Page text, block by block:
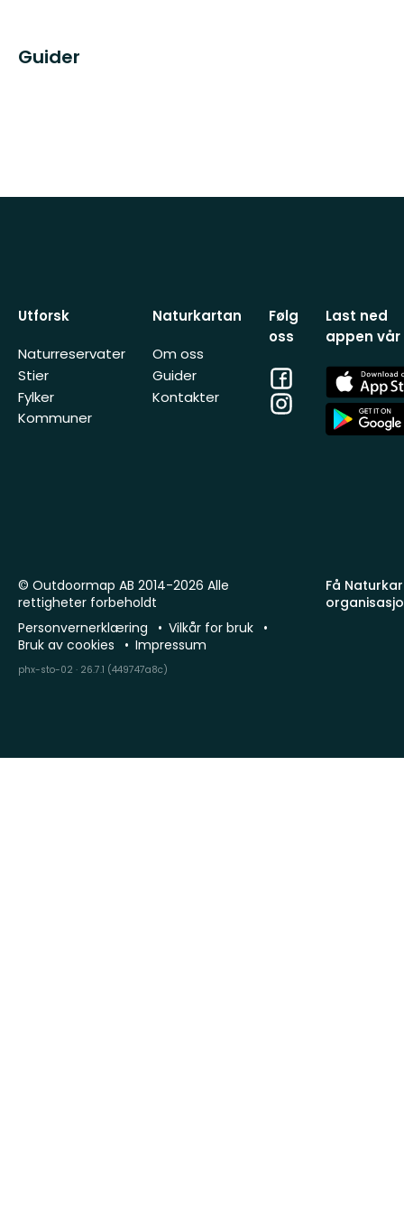
Guider
Utforsk
Naturreservater
Stier
Fylker
Kommuner
Naturkartan
Om oss
Guider
Kontakter
Følg
oss
Facebook
Instagram
Last ned
appen vår
App
Store
App
Store
Få
© Outdoormap AB 2014-2026 Alle
rettigheter forbeholdt
Personvernerklæring
Vilkår for bruk
Bruk av cookies
Impressum
phx-sto-02 · 26.7.1 (449747a8c)